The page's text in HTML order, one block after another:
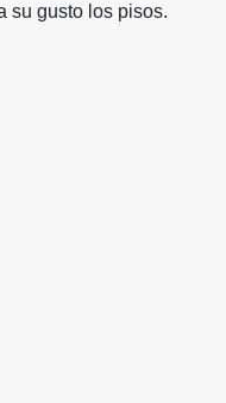
su gusto los pisos.